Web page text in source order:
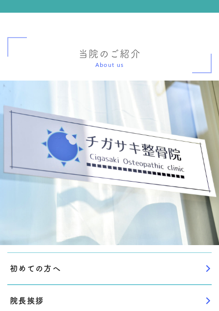
当院のご紹介
About us
初めての方へ
院長挨拶